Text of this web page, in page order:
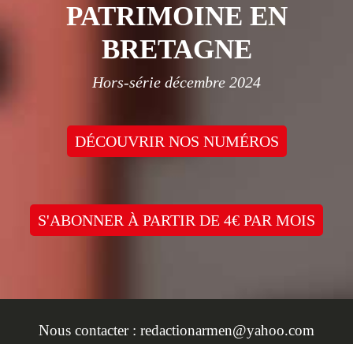
PATRIMOINE EN
BRETAGNE
Hors-série décembre 2024
DÉCOUVRIR NOS NUMÉROS
S'ABONNER À PARTIR DE 4€ PAR MOIS
Nous contacter : redactionarmen@yahoo.com